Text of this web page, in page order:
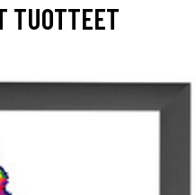
TUOTTEET